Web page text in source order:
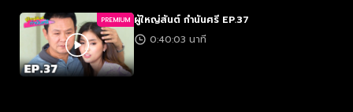
PREMIUM ผู้ใหญ่สันต์ กำนันศรี EP.37
0:40:03 นาที